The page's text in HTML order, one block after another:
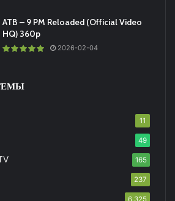
ATB – 9 PM Reloaded (Official Video
HQ) 360p
2026-02-04
11
49
165
237
6 325